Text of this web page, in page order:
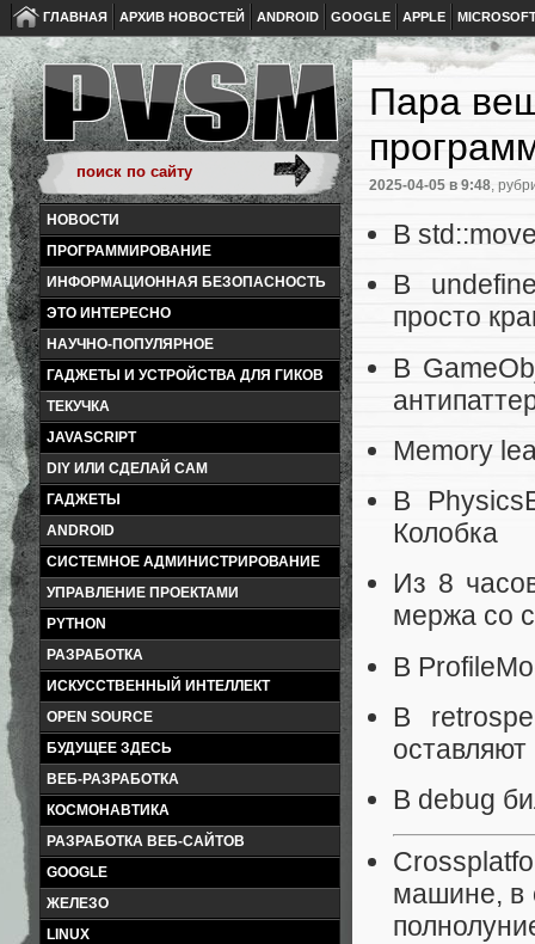
ГЛАВНАЯ АРХИВ НОВОСТЕЙ ANDROID GOOGLE APPLE
НОВОСТИ
ПРОГРАММИРОВАНИЕ
ИНФОРМАЦИОННАЯ БЕЗОПАСНОСТЬ
ЭТО ИНТЕРЕСНО
НАУЧНО-ПОПУЛЯРНОЕ
ГАДЖЕТЫ И УСТРОЙСТВА ДЛЯ ГИКОВ
ТЕКУЧКА
JAVASCRIPT
DIY ИЛИ СДЕЛАЙ САМ
ГАДЖЕТЫ
ANDROID
СИСТЕМНОЕ АДМИНИСТРИРОВАНИЕ
УПРАВЛЕНИЕ ПРОЕКТАМИ
PYTHON
РАЗРАБОТКА
ИСКУССТВЕННЫЙ ИНТЕЛЛЕКТ
OPEN SOURCE
БУДУЩЕЕ ЗДЕСЬ
ВЕБ-РАЗРАБОТКА
КОСМОНАВТИКА
РАЗРАБОТКА ВЕБ-САЙТОВ
GOOGLE
ЖЕЛЕЗО
LINUX
Пара
2025-04-05 в 9:48,
В
В
просто
В
Memory
В
Колобка
Из 8
мержа со
В
В
оставляют
В debug
машине, в